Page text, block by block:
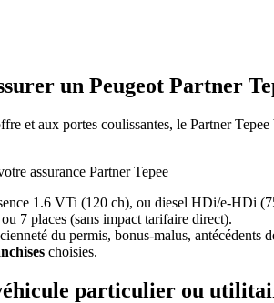
un Peugeot Partner
et aux portes coulissantes, le Partner
assurance Partner Tepee
1.6 VTi (120 ch), ou diesel HDi/e-HDi
7 places (sans impact tarifaire direct).
du permis, bonus-malus, antécédents
choisies.
particulier ou